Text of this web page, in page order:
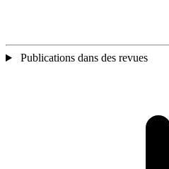
Publications dans des revues